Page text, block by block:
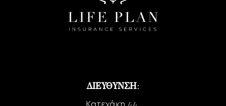
ΔΙΕΥΘΥΝΣΗ: